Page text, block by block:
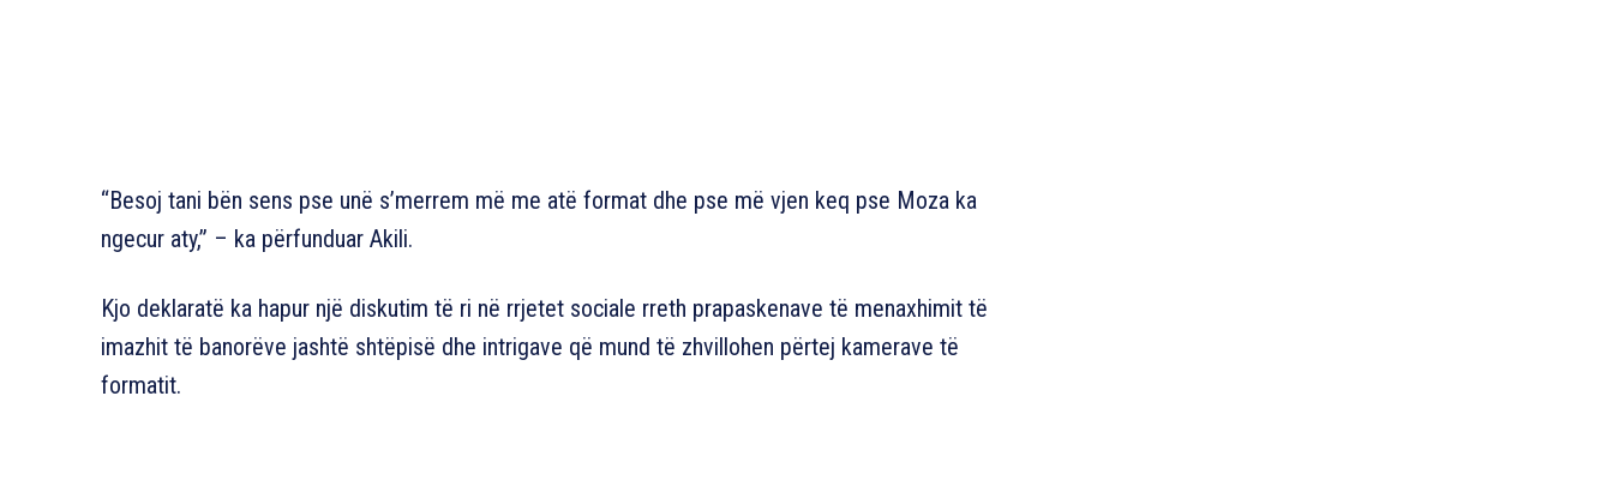
“Besoj tani bën sens pse unë s’merrem më me atë format dhe pse më vjen keq pse Moza ka
ngecur aty,” – ka përfunduar Akili.
Kjo deklaratë ka hapur një diskutim të ri në rrjetet sociale rreth prapaskenave të menaxhimit të
imazhit të banorëve jashtë shtëpisë dhe intrigave që mund të zhvillohen përtej kamerave të
formatit.